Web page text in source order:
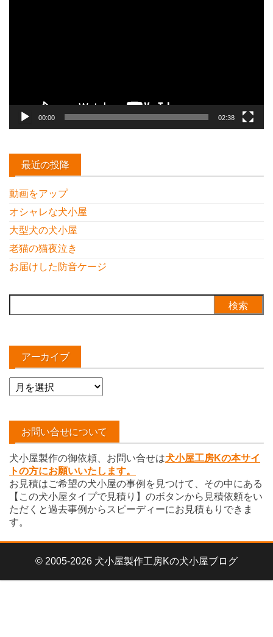
00:00 02:38
最近の投降
動画をアップ
オシャレな犬小屋
大型犬の犬小屋
老猫の猫夜泣き
お届けした防音ケージ
索:
アーカイブ
ア
ー
イ
お問い合せについて
犬小屋製作の御依頼、お問い合せは犬小屋工房Kの本サイ
トの方にお願いいたします。
お見積はご希望の犬小屋の事例を見つけて、その中にある
【この犬小屋タイプで見積り】のボタンから見積依頼をい
ただくと過去事例からスピーディーにお見積もりできま
す。
© 2005-2026 犬小屋製作工房Kの犬小屋ブログ